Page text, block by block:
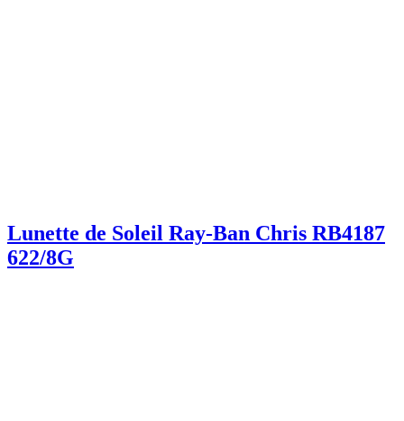
Lunette de Soleil Ray-Ban Chris RB4187
622/8G